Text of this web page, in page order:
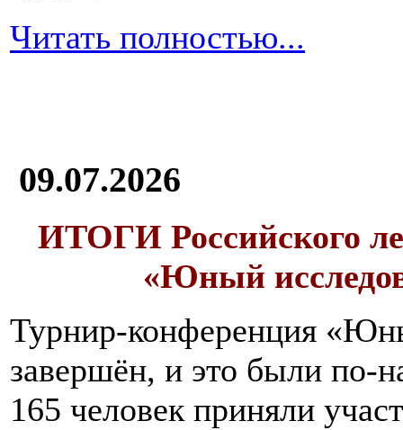
Читать полностью...
09.07.2026
ИТОГИ Российского
«Юный
Турнир-конференция
завершён, и это были по-
165 человек приняли